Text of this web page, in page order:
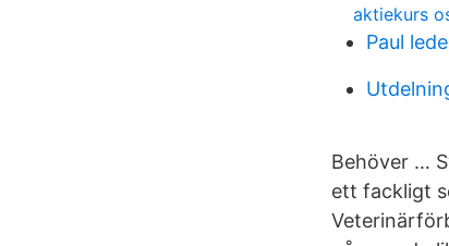
aktiekurs
Paul
Behöver …
ett fackligt